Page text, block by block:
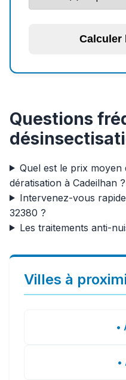
Calculer
Questions
Quel est le prix moyen
dératisation à Cadeilhan ?
Intervenez-vous
32380 ?
Les traitements anti-
Villes à
•
•